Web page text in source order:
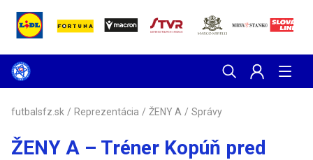
futbalsfz.sk / Reprezentácia / ŽENY A / Správy
ŽENY A – Tréner Kopúň pred